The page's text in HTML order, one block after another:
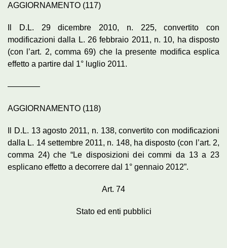
AGGIORNAMENTO (117)
Il D.L. 29 dicembre 2010, n. 225, convertito con
modificazioni dalla L. 26 febbraio 2011, n. 10, ha disposto
(con l’art. 2, comma 69) che la presente modifica esplica
effetto a partire dal 1° luglio 2011.
————
AGGIORNAMENTO (118)
Il D.L. 13 agosto 2011, n. 138, convertito con modificazioni
dalla L. 14 settembre 2011, n. 148, ha disposto (con l’art. 2,
comma 24) che “Le disposizioni dei commi da 13 a 23
esplicano effetto a decorrere dal 1° gennaio 2012”.
Art. 74
Stato ed enti pubblici